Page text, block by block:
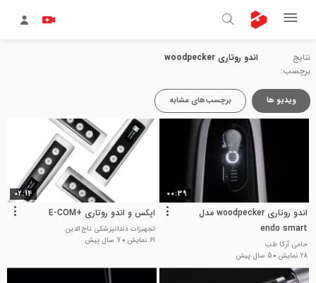
نتایج
برچسب:
اندو روتاری woodpecker
ویدیو ها برچسب‌های مشابه
00:39
اندو روتاری woodpecker مدل
endo smart
حامی آرکا طب
28 نمایش
5 سال پیش
02:14
اپکس و اندو روتاری +E-COM
تجهیزات دندانپزشکی تاج الدین
61 نمایش
7 سال پیش